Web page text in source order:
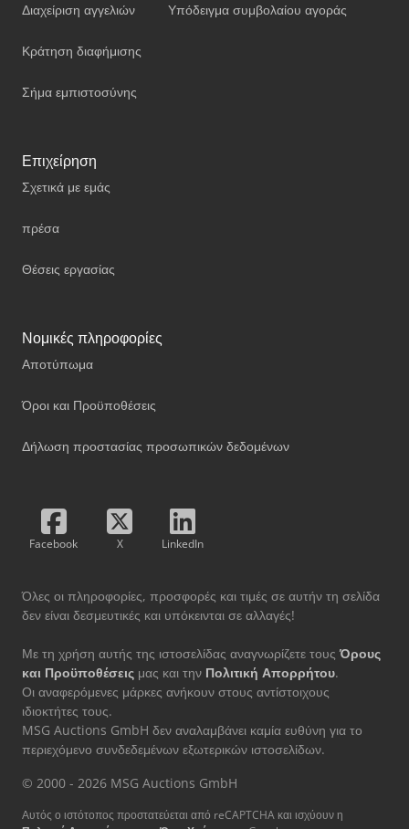
Διαχείριση αγγελιών
Κράτηση διαφήμισης
Σήμα εμπιστοσύνης
Υπόδειγμα συμβολαίου αγοράς
Επιχείρηση
Σχετικά με εμάς
πρέσα
Θέσεις εργασίας
Νομικές πληροφορίες
Αποτύπωμα
Όροι και Προϋποθέσεις
Δήλωση προστασίας προσωπικών δεδομένων
Facebook X LinkedIn
Όλες οι πληροφορίες, προσφορές και τιμές σε αυτήν τη σελίδα
δεν είναι δεσμευτικές και υπόκεινται σε αλλαγές!
Με τη χρήση αυτής της ιστοσελίδας αναγνωρίζετε τους Όρους
και Προϋποθέσεις μας και την Πολιτική Απορρήτου.
Οι αναφερόμενες μάρκες ανήκουν στους αντίστοιχους
ιδιοκτήτες τους.
MSG Auctions GmbH δεν αναλαμβάνει καμία ευθύνη για το
περιεχόμενο συνδεδεμένων εξωτερικών ιστοσελίδων.
© 2000 - 2026 MSG Auctions GmbH
Αυτός ο ιστότοπος προστατεύεται από reCAPTCHA και ισχύουν η